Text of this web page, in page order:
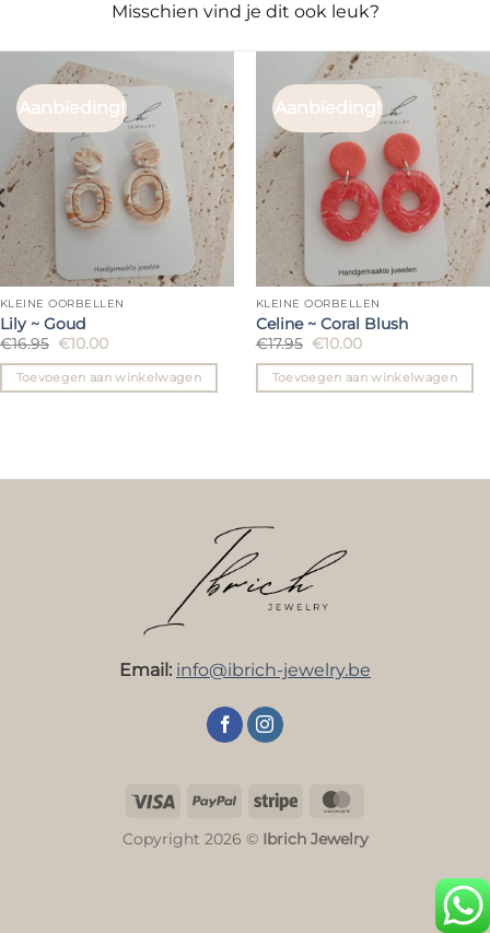
Misschien vind je dit ook leuk?
Aanbieding!
KLEINE OORBELLEN
Lily ~ Goud
€16.95 Oorspronkelijke
was:
€16.95.
€10.00Huidige
is:
€10.00.
Toevoegen aan winkelwagen
Aanbieding!
KLEINE OORBELLEN
Celine ~ Coral Blush
€17.95 Oorspronkelijke
was:
€17.95.
€10.00Huidige
is:
€10.00.
Toevoegen aan winkelwagen
Email: info@ibrich-jewelry.be
Visa PayPal Stripe
Copyright 2026 © Ibrich Jewelry